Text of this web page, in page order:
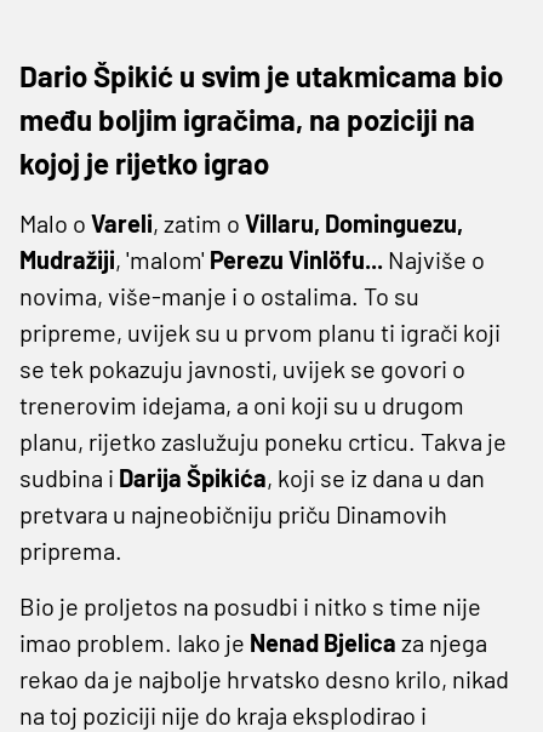
Dario Špikić u svim je utakmicama bio
među boljim igračima, na poziciji na
kojoj je rijetko igrao
Malo o Vareli, zatim o Villaru, Dominguezu,
Mudražiji, 'malom' Perezu Vinlöfu... Najviše o
novima, više-manje i o ostalima. To su
pripreme, uvijek su u prvom planu ti igrači koji
se tek pokazuju javnosti, uvijek se govori o
trenerovim idejama, a oni koji su u drugom
planu, rijetko zaslužuju poneku crticu. Takva je
sudbina i Darija Špikića, koji se iz dana u dan
pretvara u najneobičniju priču Dinamovih
priprema.
Bio je proljetos na posudbi i nitko s time nije
imao problem. Iako je Nenad Bjelica za njega
rekao da je najbolje hrvatsko desno krilo, nikad
na toj poziciji nije do kraja eksplodirao i